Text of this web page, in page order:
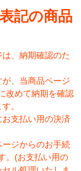
記の商品
、納期確認のた
、当商品ページ
改めて納期を確認
。
支払い用の決済
ジからのお手続
。(お支払い用の